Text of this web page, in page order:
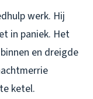
werk. Hij
in paniek. Het
en dreigde
ketel.